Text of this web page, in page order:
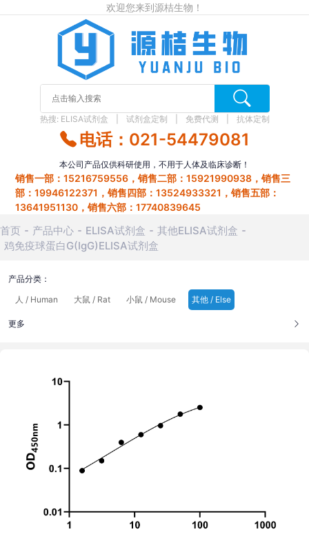
欢迎您来到源桔生物！
热搜: ELISA试剂盒 试剂盒定制 免费代测 抗体定制
电话：021-54479081
本公司产品仅供科研使用，不用于人体及临床诊断！
销售一部：15216759556，销售二部：15921990938，销售三
部：19946122371，销售四部：13524933321，销售五部：
13641951130，销售六部：17740839645
首页 产品中心 ELISA试剂盒
其他ELISA试剂盒
鸡免疫球蛋白G(IgG)ELISA试剂盒
产品分类：
人 / Human
大鼠 / Rat 小鼠 / Mouse 其他 / Else
更多